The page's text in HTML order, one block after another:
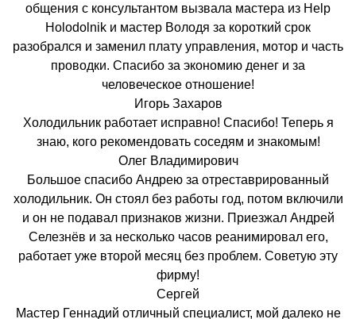
общения с консультантом вызвала мастера из Help
Holodolnik и мастер Володя за короткий срок
разобрался и заменил плату управления, мотор и часть
проводки. Спасибо за экономию денег и за
человеческое отношение!
Игорь Захаров
Холодильник работает исправно! Спасибо! Теперь я
знаю, кого рекомендовать соседям и знакомым!
Олег Владимирович
Большое спасибо Андрею за отреставрированный
холодильник. Он стоял без работы год, потом включили
и он не подавал признаков жизни. Приезжал Андрей
Селезнёв и за несколько часов реанимировал его,
работает уже второй месяц без проблем. Советую эту
фирму!
Сергей
Мастер Геннадий отличный специалист, мой далеко не